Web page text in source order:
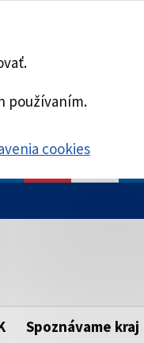
používaním.
cookies
Táto stránka
zabezpečenú
https:// pred
Spoznávame kraj